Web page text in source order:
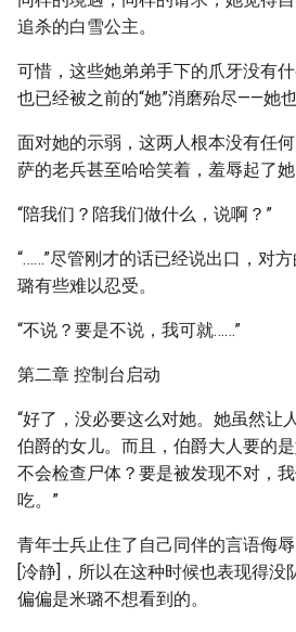
追杀的白雪公主。
可惜，这些她弟弟手下的爪牙没有
也已经被之前的“她”消磨殆尽——她
面对她的示弱，这两人根本没有任
萨的老兵甚至哈哈笑着，羞辱起了她
“陪我们？陪我们做什么，说啊？”
“……”尽管刚才的话已经说出口，对
璐有些难以忍受。
“不说？要是不说，我可就……”
第二章 控制台启动
“好了，没必要这么对她。她虽然让
伯爵的女儿。而且，伯爵大人要的
不会检查尸体？要是被发现不对，
吃。”
青年士兵止住了自己同伴的言语侮
[冷静]，所以在这种时候也表现得
偏偏是米璐不想看到的。